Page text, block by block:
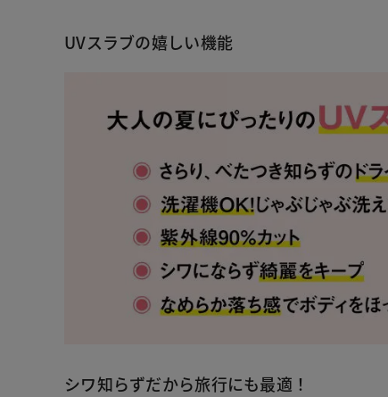
UVスラブの嬉しい機能
シワ知らずだから旅行にも最適！